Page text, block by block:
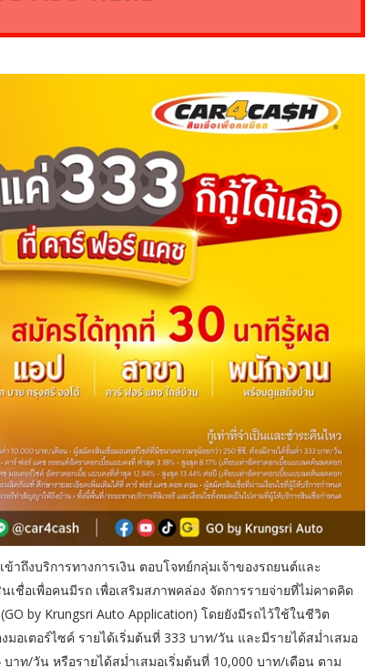
าถึงบริการทางการเงิน ตอบโจทย์กลุ่มเจ้าของรถยนต์และ
ชื่อเพื่อคนมีรถ เพื่อเสริมสภาพคล่อง จัดการรายจ่ายที่ไม่คาดคิด
by Krungsri Auto Application) โดยยังมีรถไว้ใช้ในชีวิต
อเตอร์ไซค์ รายได้เริ่มต้นที่ 333 บาท/วัน และมีรายได้สม่ำเสมอ
าท/วัน หรือรายได้สม่ำเสมอเริ่มต้นที่ 10,000 บาท/เดือน ตาม